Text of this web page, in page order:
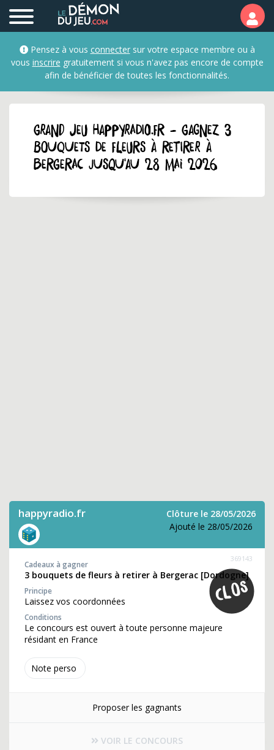
Pensez à vous connectersur votre espace membre ou à
vous inscrire gratuitement si vous n'avez pas encore de compte
afin de bénéficier de toutes les fonctionnalités.
GRAND JEU happyradio.fr - Gagnez 3
bouquets de fleurs à retirer à
Bergerac jusqu'au 28 mai 2026
happyradio.fr
Clôture le 28/05/2026
Ajouté le 28/05/2026
Note perso
369143
Cadeaux à gagner
3 bouquets de fleurs à retirer à Bergerac [Dordogne]
Principe
Laissez vos coordonnées
Conditions
Le concours est ouvert à toute personne majeure
résidant en France
Proposer les gagnants
VOIR LE CONCOURS